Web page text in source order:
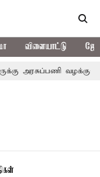
விளையாட்டு
அரசுப்பணி வழக்கு;